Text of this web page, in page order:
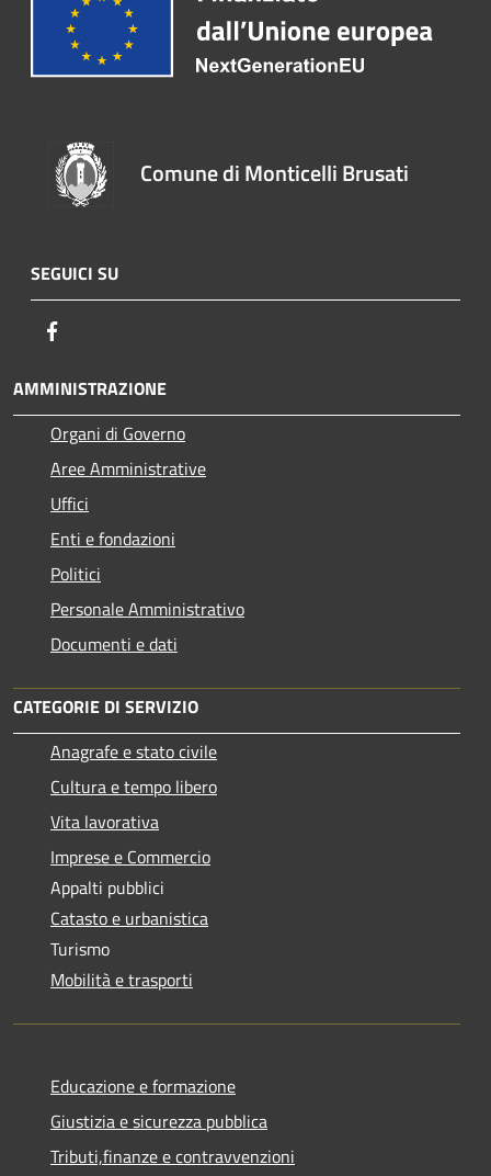
Comune di Monticelli Brusati
SEGUICI SU
AMMINISTRAZIONE
Organi di Governo
Aree Amministrative
Uffici
Enti e fondazioni
Politici
Personale Amministrativo
Documenti e dati
CATEGORIE DI SERVIZIO
Anagrafe e stato civile
Cultura e tempo libero
Vita lavorativa
Imprese e Commercio
Appalti pubblici
Catasto e urbanistica
Turismo
Mobilità e trasporti
Educazione e formazione
Giustizia e sicurezza pubblica
Tributi,finanze e contravvenzioni